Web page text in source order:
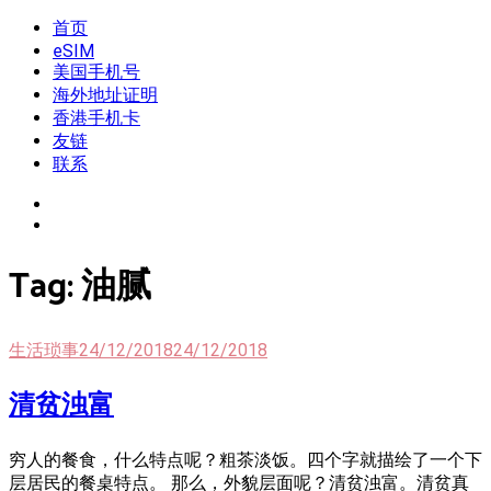
Skip
content
我是王掌柜
新闻酸菜馆|极客电台|自媒体联盟
首页
eSIM
美国手机号
海外地址证明
香港手机卡
友链
联系
Tag:油腻
生活琐事24/12/201824/12/2018
清贫浊富
穷人的餐食，什么特点呢？粗茶淡饭。四个字就描绘了一个下
层居民的餐桌特点。 那么，外貌层面呢？清贫浊富。清贫真